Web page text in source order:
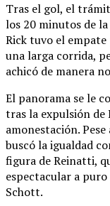
Tras el gol, el
los 20 minutos de
Rick tuvo el
una larga corrida,
achicó de manera
El panorama se le
tras la expulsión de
amonestación.
buscó la igualdad
figura de Reinatti,
espectacular a
Schott.